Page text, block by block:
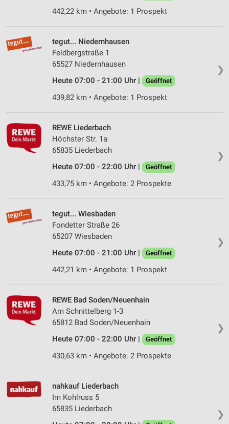
442,22 km • Angebote: 1 Prospekt
❯
tegut... Niedernhausen
Feldbergstraße 1
65527 Niedernhausen
Heute 07:00 - 21:00 Uhr |
Geöffnet
439,82 km • Angebote: 1 Prospekt
❯
REWE Liederbach
Höchster Str. 1a
65835 Liederbach
Heute 07:00 - 22:00 Uhr |
Geöffnet
433,75 km • Angebote: 2 Prospekte
❯
tegut... Wiesbaden
Fondetter Straße 26
65207 Wiesbaden
Heute 07:00 - 21:00 Uhr |
Geöffnet
442,21 km • Angebote: 1 Prospekt
❯
REWE Bad Soden/Neuenhain
Am Schnittelberg 1-3
65812 Bad Soden/Neuenhain
Heute 07:00 - 22:00 Uhr |
Geöffnet
430,63 km • Angebote: 2 Prospekte
❯
nahkauf Liederbach
Im Kohlruss 5
65835 Liederbach